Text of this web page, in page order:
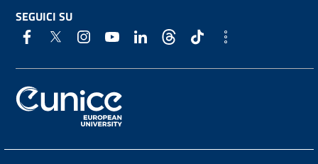
SEGUICI SU